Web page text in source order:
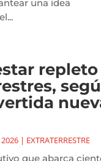
una idea
repleto
2026| EXTRATERRESTRE
que abarca